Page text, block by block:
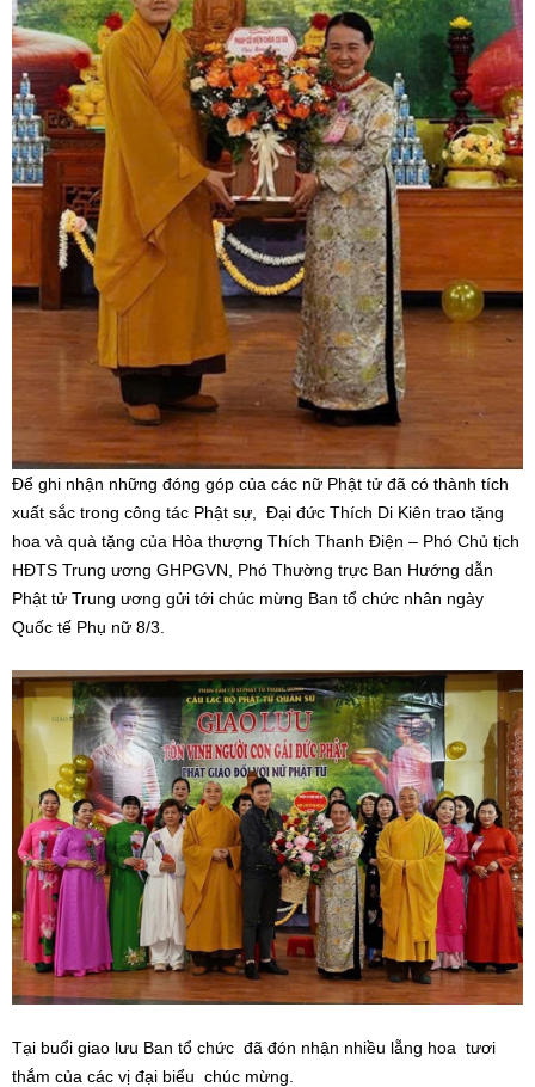
Để ghi nhận những đóng góp của các nữ Phật tử đã có thành tích
xuất sắc trong công tác Phật sự, Đại đức Thích Di Kiên trao tặng
hoa và quà tặng của Hòa thượng Thích Thanh Điện – Phó Chủ tịch
HĐTS Trung ương GHPGVN, Phó Thường trực Ban Hướng dẫn
Phật tử Trung ương gửi tới chúc mừng Ban tổ chức nhân ngày
Quốc tế Phụ nữ 8/3.
Tại buổi giao lưu Ban tổ chức đã đón nhận nhiều lẵng hoa tươi
thắm của các vị đại biểu chúc mừng.